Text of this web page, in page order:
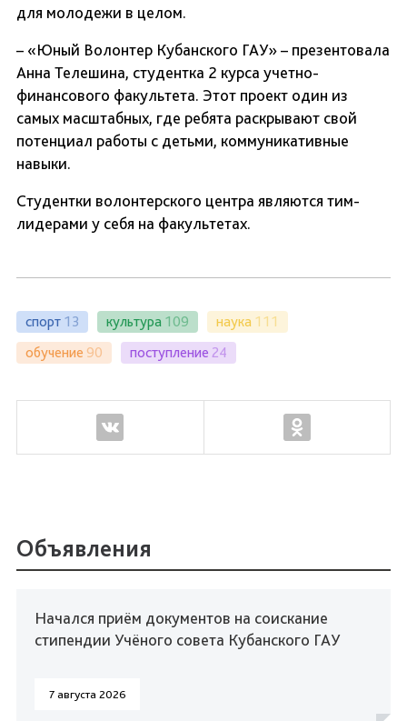
для молодежи в целом.
– «Юный Волонтер Кубанского ГАУ» – презентовала
Анна Телешина, студентка 2 курса учетно-
финансового факультета. Этот проект один из
самых масштабных, где ребята раскрывают свой
потенциал работы с детьми, коммуникативные
навыки.
Студентки волонтерского центра являются тим-
лидерами у себя на факультетах.
спорт 13 культура 109 наука 111
обучение 90 поступление 24
Объявления
Начался приём документов на соискание
стипендии Учёного совета Кубанского ГАУ
7 августа 2026